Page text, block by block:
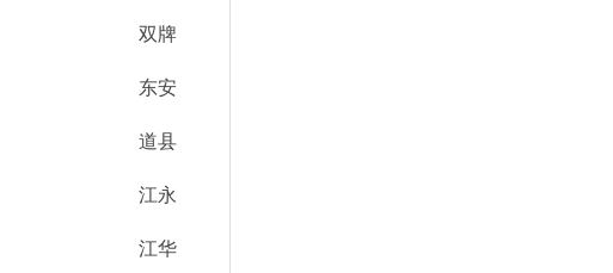
双牌
东安
道县
江永
江华